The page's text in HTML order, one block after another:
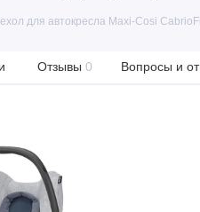
для автокресла Maxi-Cosi
Отзывы 0 Вопросы и